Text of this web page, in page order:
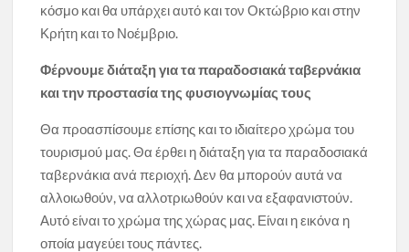
κόσμο και θα υπάρχει αυτό και τον Οκτώβριο και στην
Κρήτη και το Νοέμβριο.
Φέρνουμε διάταξη για τα παραδοσιακά ταβερνάκια
και την προστασία της φυσιογνωμίας τους
Θα προασπίσουμε επίσης και το ιδιαίτερο χρώμα του
τουρισμού μας. Θα έρθει η διάταξη για τα παραδοσιακά
ταβερνάκια ανά περιοχή. Δεν θα μπορούν αυτά να
αλλοιωθούν, να αλλοτριωθούν και να εξαφανιστούν.
Αυτό είναι το χρώμα της χώρας μας. Είναι η εικόνα η
οποία μαγεύει τους πάντες.